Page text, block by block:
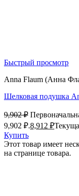
Быстрый просмотр
Anna Flaum (Анна
Шелковая подушка
9,902₽
9,902 ₽.8,912 ₽
Купить
Этот товар имеет
на странице товара.